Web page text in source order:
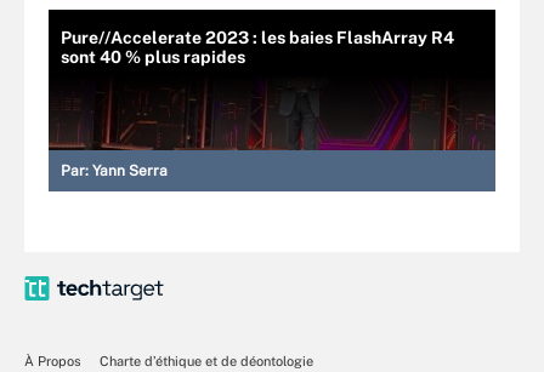
Pure//Accelerate 2023 : les baies FlashArray R4
sont 40 % plus rapides
Par: Yann Serra
À Propos
Charte d’éthique et de déontologie